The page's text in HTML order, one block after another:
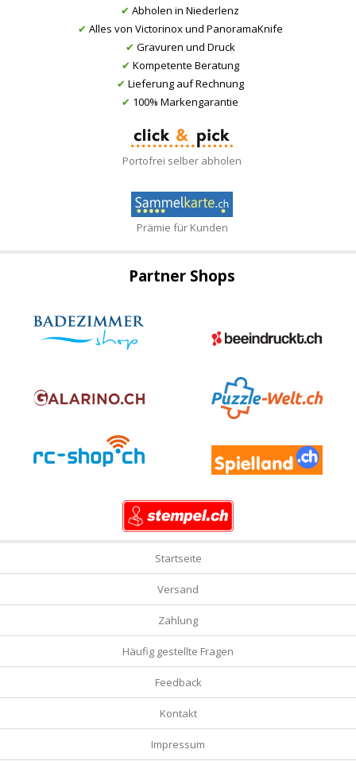
✔ Abholen in Niederlenz
✔ Alles von Victorinox und PanoramaKnife
✔ Gravuren und Druck
✔ Kompetente Beratung
✔ Lieferung auf Rechnung
✔ 100% Markengarantie
Portofrei selber abholen
Prämie für Kunden
Partner Shops
Startseite
Versand
Zahlung
Häufig gestellte Fragen
Feedback
Kontakt
Impressum